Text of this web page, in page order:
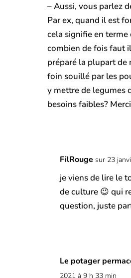
– Aussi, vous parlez
Par ex, quand il est
cela signifie en terme
combien de fois faut
préparé la plupart de
foin souillé par les
y mettre de legumes
besoins faibles?
FilRouge sur 23
je viens de lire le
de culture 😉 qui
question, juste
Le potager
2021 à 9 h 33 min